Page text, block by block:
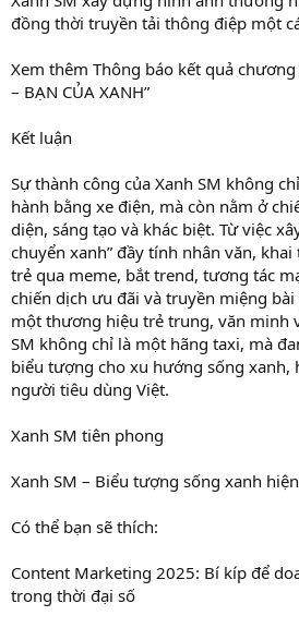
đồng thời truyền tải thông điệp một
Xem thêm Thông báo kết quả
– BẠN CỦA XANH”
Kết luận
Sự thành công của Xanh SM không
hành bằng xe điện, mà còn nằm ở
diện, sáng tạo và khác biệt. Từ việc
chuyển xanh” đầy tính nhân văn,
trẻ qua meme, bắt trend, tương tác
chiến dịch ưu đãi và truyền miệng bài
một thương hiệu trẻ trung, văn minh
SM không chỉ là một hãng taxi, mà
biểu tượng cho xu hướng sống xanh,
người tiêu dùng Việt.
Xanh SM tiên phong
Xanh SM – Biểu tượng sống xanh
Có thể bạn sẽ thích:
Content Marketing 2025: Bí kíp để
trong thời đại số